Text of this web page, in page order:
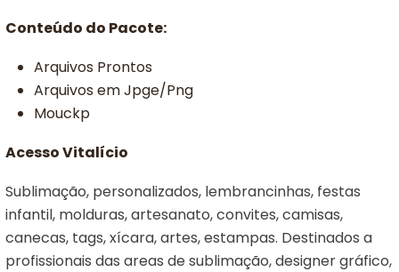
Conteúdo do Pacote:
Arquivos Prontos
Arquivos em Jpge/Png
Mouckp
Acesso Vitalício
Sublimação, personalizados, lembrancinhas, festas
infantil, molduras, artesanato, convites, camisas,
canecas, tags, xícara, artes, estampas. Destinados a
profissionais das areas de sublimação, designer gráfico,